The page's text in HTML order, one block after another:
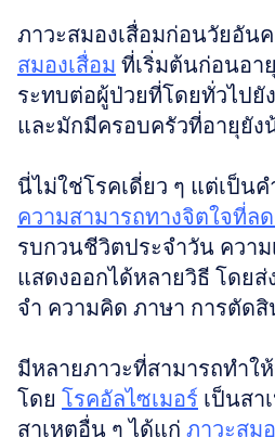
ภาวะสมองเสื่อมก่อนวัยอัน
สมองเสื่อม ที่เริ่มต้นก่อนอา
ระทบต่อผู้ป่วยที่โดยทั่วไปยั
และมักมีครอบครัวที่อายุยัง
ความสามารถทางจิตใจที่ล
รบกวนชีวิตประจำวัน ควา
แสดงออกได้หลายวิธี โดย
จำ ความคิด ภาษา การตัด
มีหลายภาวะที่สามารถทำใ
โดย โรคอัลไซเมอร์ เป็นส
สาเหตุอื่น ๆ ได้แก่ ภาวะสม